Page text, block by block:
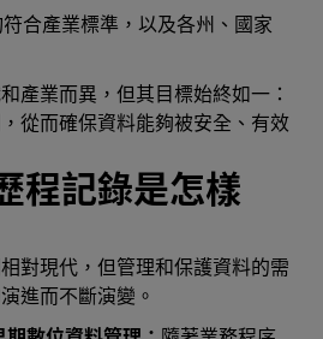
合產業標準，以及各州、國家
產業而異，但其目標始終如一：
從而確保資料能夠被安全、有效
程記錄是怎樣
對現代，但管理和保護資料的需
進而不斷演變。